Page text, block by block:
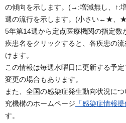
の傾向を示します。(→:増減無し、↑:
週の流行を示します。(小さい←★
5年第14週から定点医療機関の指定数
疾患名をクリックすると、各疾患の
けます。
この情報は毎週水曜日に更新する予
変更の場合もあります。
また、全国の感染症発生動向状況に
究機構のホームページ 「感染症情報提
す。